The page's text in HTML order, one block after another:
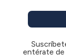
entérate